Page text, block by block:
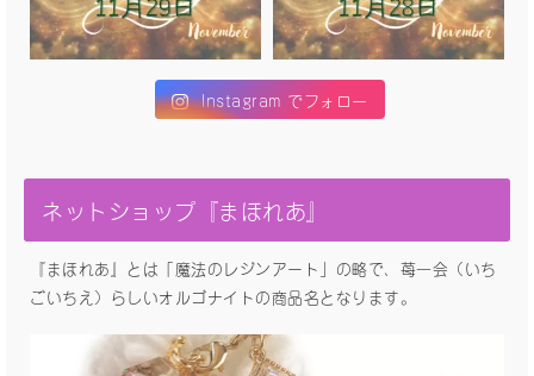
Instagram でフォロー
ネットショップ『まほれあ』
『まほれあ』とは「魔法のレジンアート」の略で、苺一会（いち
ごいちえ）らしいオルゴナイトの商品名となります。